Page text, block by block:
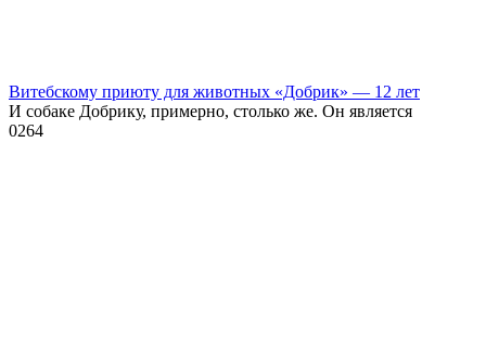
Витебскому приюту для животных «Добрик» — 12 лет
И собаке Добрику, примерно, столько же. Он является
0264